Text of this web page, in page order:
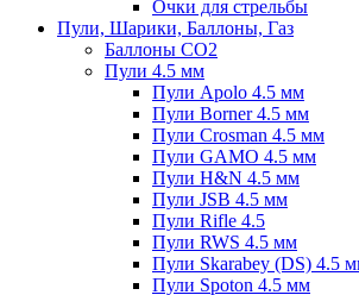
Очки для стрельбы
Пули, Шарики, Баллоны, Газ
Баллоны CO2
Пули 4.5 мм
Пули Apolo 4.5 мм
Пули Borner 4.5 мм
Пули Crosman 4.5 мм
Пули GAMO 4.5 мм
Пули H&N 4.5 мм
Пули JSB 4.5 мм
Пули Rifle 4.5
Пули RWS 4.5 мм
Пули Skarabey (DS) 4.5
Пули Spoton 4.5 мм